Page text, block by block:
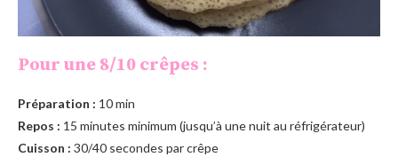
Pour une 8/10 crêpes :
Préparation : 10 min
Repos : 15 minutes minimum (jusqu’à une nuit au réfrigérateur)
Cuisson : 30/40 secondes par crêpe